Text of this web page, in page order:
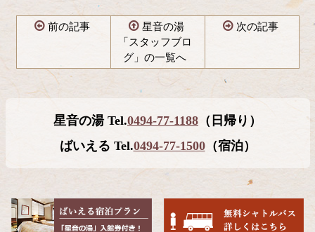
前の記事
星音の湯
「スタッフブロ
グ」の一覧へ
次の記事
頭
へ
星音の湯 Tel.0494-77-1188 （日帰り）
ばいえる Tel.0494-77-1500（宿泊）